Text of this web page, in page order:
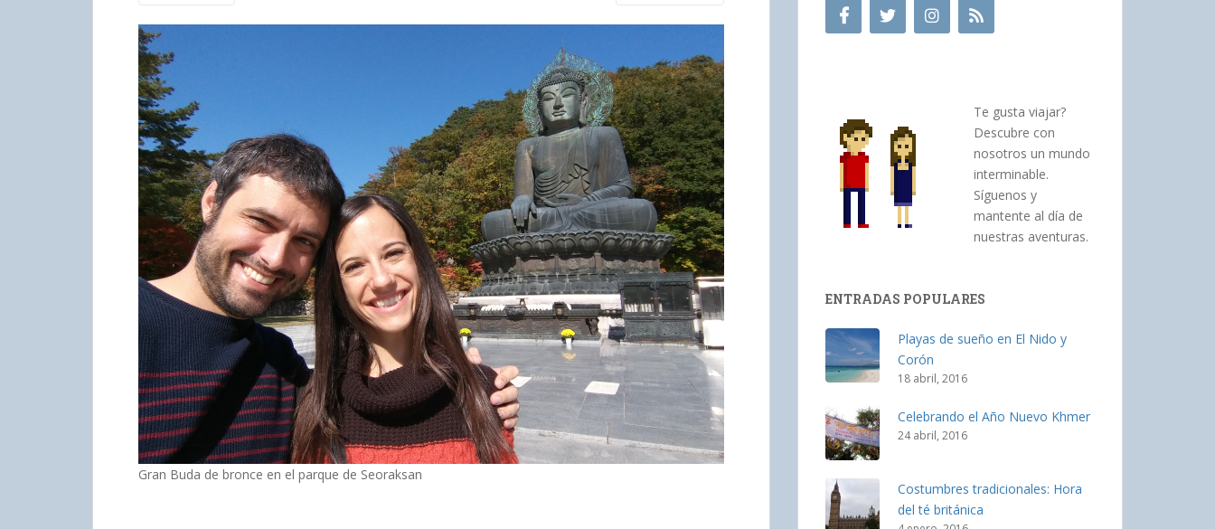
Gran Buda de bronce en el parque de Seoraksan
Te gusta viajar?
Descubre con
nosotros un mundo
interminable.
Síguenos y
mantente al día de
nuestras aventuras.
ENTRADAS POPULARES
Playas de sueño en El Nido y
Corón
18 abril, 2016
Celebrando el Año Nuevo Khmer
24 abril, 2016
Costumbres tradicionales: Hora
del té británica